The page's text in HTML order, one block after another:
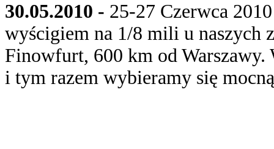
30.05.2010 - 25-27 Czerwca
wyścigiem na 1/8 mili u naszych
Finowfurt, 600 km od Warszawy.
i tym razem wybieramy się